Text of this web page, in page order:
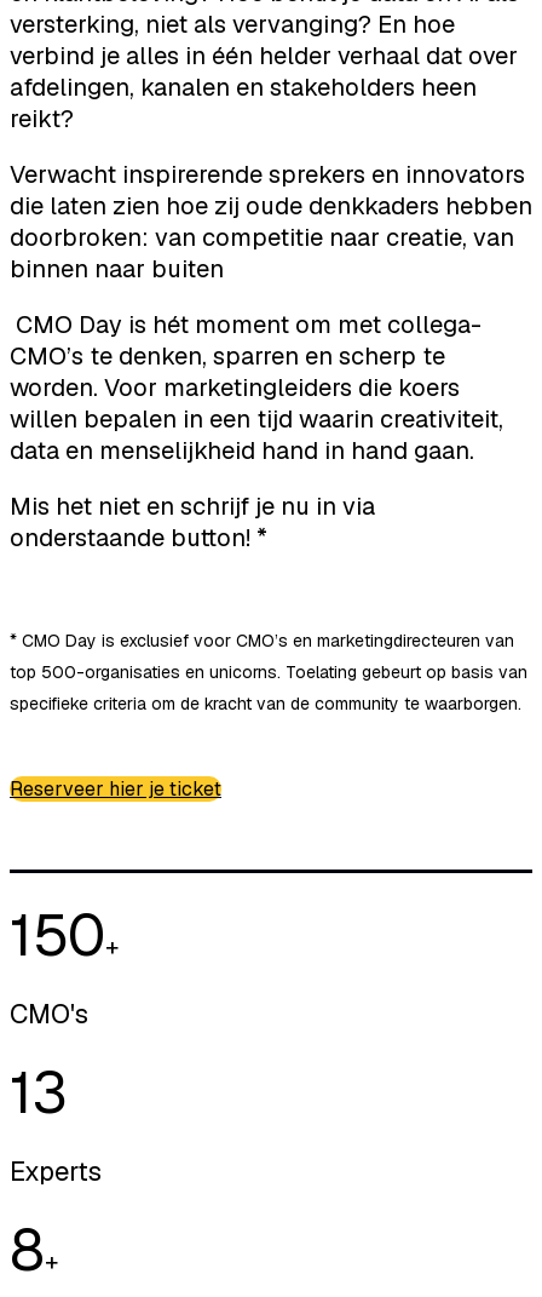
versterking, niet als vervanging? En hoe
verbind je alles in één helder verhaal dat over
afdelingen, kanalen en stakeholders heen
reikt?
Verwacht inspirerende sprekers en innovators
die laten zien hoe zij oude denkkaders hebben
doorbroken: van competitie naar creatie, van
binnen naar buiten
CMO Day is hét moment om met collega-
CMO’s te denken, sparren en scherp te
worden. Voor marketingleiders die koers
willen bepalen in een tijd waarin creativiteit,
data en menselijkheid hand in hand gaan.
Mis het niet en schrijf je nu in via
onderstaande button! *
* CMO Day is exclusief voor CMO’s en marketingdirecteuren van
top 500-organisaties en unicorns. Toelating gebeurt op basis van
specifieke criteria om de kracht van de community te waarborgen.
Reserveer hier je ticket
150+
CMO's
13
Experts
8+